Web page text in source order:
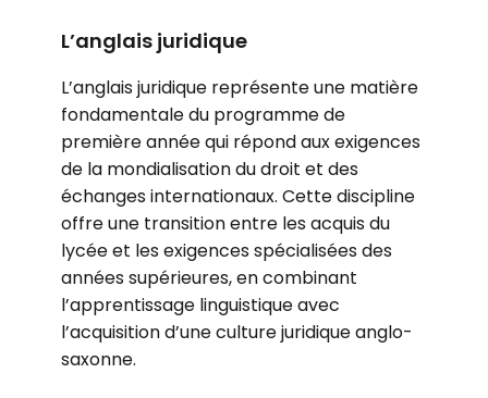
L’anglais juridique
L’anglais juridique représente une matière
fondamentale du programme de
première année qui répond aux exigences
de la mondialisation du droit et des
échanges internationaux. Cette discipline
offre une transition entre les acquis du
lycée et les exigences spécialisées des
années supérieures, en combinant
l’apprentissage linguistique avec
l’acquisition d’une culture juridique anglo-
saxonne.